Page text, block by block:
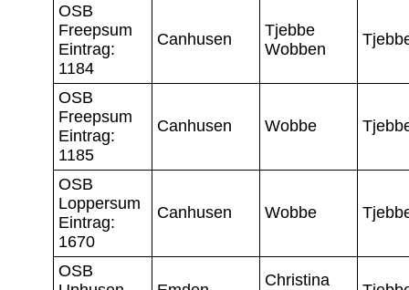
OSB
Freepsum
Eintrag:
1184
Canhusen
Tjebbe
Wobben
OSB
Freepsum
Eintrag:
1185
Canhusen Wobbe
OSB
Loppersum
Eintrag:
1670
Canhusen Wobbe
OSB
Christina